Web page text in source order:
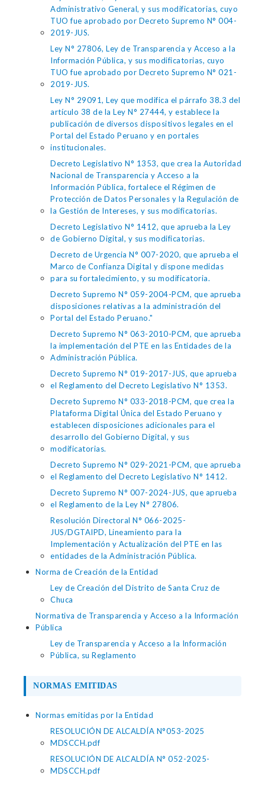
Administrativo General, y sus modificatorias, cuyo
TUO fue aprobado por Decreto Supremo N° 004-
2019-JUS.
Ley N° 27806, Ley de Transparencia y Acceso a la
Información Pública, y sus modificatorias, cuyo
TUO fue aprobado por Decreto Supremo N° 021-
2019-JUS.
Ley N° 29091, Ley que modifica el párrafo 38.3 del
artículo 38 de la Ley N° 27444, y establece la
publicación de diversos dispositivos legales en el
Portal del Estado Peruano y en portales
institucionales.
Decreto Legislativo N° 1353, que crea la Autoridad
Nacional de Transparencia y Acceso a la
Información Pública, fortalece el Régimen de
Protección de Datos Personales y la Regulación de
la Gestión de Intereses, y sus modificatorias.
Decreto Legislativo N° 1412, que aprueba la Ley
de Gobierno Digital, y sus modificatorias.
Decreto de Urgencia N° 007-2020, que aprueba el
Marco de Confianza Digital y dispone medidas
para su fortalecimiento, y su modificatoria.
Decreto Supremo N° 059-2004-PCM, que aprueba
disposiciones relativas a la administración del
Portal del Estado Peruano."
Decreto Supremo N° 063-2010-PCM, que aprueba
la implementación del PTE en las Entidades de la
Administración Pública.
Decreto Supremo N° 019-2017-JUS, que aprueba
el Reglamento del Decreto Legislativo N° 1353.
Decreto Supremo N° 033-2018-PCM, que crea la
Plataforma Digital Única del Estado Peruano y
establecen disposiciones adicionales para el
desarrollo del Gobierno Digital, y sus
modificatorias.
Decreto Supremo N° 029-2021-PCM, que aprueba
el Reglamento del Decreto Legislativo N° 1412.
Decreto Supremo N° 007-2024-JUS, que aprueba
el Reglamento de la Ley N° 27806.
Resolución Directoral N° 066-2025-
JUS/DGTAIPD, Lineamiento para la
Implementación y Actualización del PTE en las
entidades de la Administración Pública.
Norma de Creación de la Entidad
Ley de Creación del Distrito de Santa Cruz de
Chuca
Normativa de Transparencia y Acceso a la Información
Pública
Ley de Transparencia y Acceso a la Información
Pública, su Reglamento
NORMAS EMITIDAS
Normas emitidas por la Entidad
RESOLUCIÓN DE ALCALDÍA N°053-2025
MDSCCH.pdf
RESOLUCIÓN DE ALCALDÍA N° 052-2025-
MDSCCH.pdf